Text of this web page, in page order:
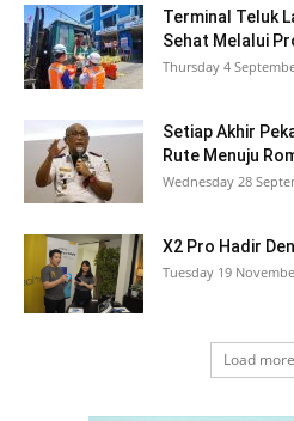
Terminal Teluk
Sehat Melalui
Thursday 4
Setiap Akhir
Rute Menuju
Wednesday 28
X2 Pro Hadir
Tuesday 19
Load more